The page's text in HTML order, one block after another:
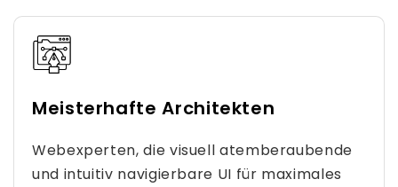
Meisterhafte Architekten
Webexperten, die visuell atemberaubende
und intuitiv navigierbare UI für maximales